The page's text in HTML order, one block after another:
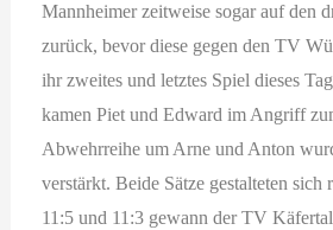
Mannheimer zeitweise sogar auf den
zurück, bevor diese gegen den TV
ihr zweites und letztes Spiel dieses
kamen Piet und Edward im Angriff
Abwehrreihe um Arne und Anton
verstärkt. Beide Sätze gestalteten
11:5 und 11:3 gewann der TV